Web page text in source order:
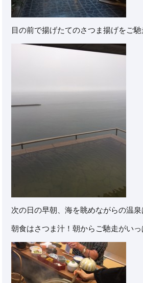
目の前で揚げたてのさつま揚げをご
次の日の早朝、海を眺めながらの温
朝食はさつま汁！朝からご馳走がいっ